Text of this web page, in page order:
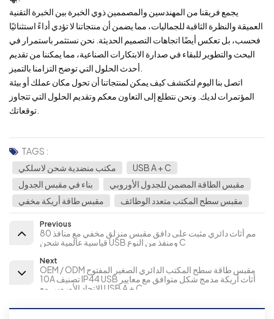
يجمع فريقنا من المهندسين والمصممين ذوي الخبرة بين الخبرة التقنية
العميقة والنظرة الثاقبة للجماليات، مما يضمن أن منتجاتنا لا تؤدي أداءً استثنائيًا
فحسب، بل تعكس أيضًا اتجاهات التصميم الحديثة. نحن نستثمر باستمرار في
البحث والتطوير للبقاء في صدارة الابتكارات الصناعية، مما يمكننا من تقديم
اتصل بنا اليوم لتكتشف كيف يمكن لمنتجاتنا أن تحول مكان عملك أو بيئة
المؤتمرات لديك. ونحن نتطلع إلى التعاون معكم وتقديم الحلول التي تتجاوز
TAGS :
مكتب منضدية شحن لاسلكي
USB A + C
بناء في مقبس الجدول
مقبس الطاقة المضمن للجدول الأوروبي
مقبس طاقة أريكة مخفي
مقبس سطح المكتب متعدد الوظائف
Previous
80 مم أثاث دائري مثبت على دافق مقبس منزلق مخفي مع منافذ
قياسية عالمية شحن USB ومنفذ من النوع C
Next
OEM / ODM مقبس طاقة سطح المكتب الدائري الصغير المفتوح
10A تصنيف IP44 USB أثاث أريكة مدمج شكل متوافق مع معايير
الاتحاد الأوروبي مع USB A + C